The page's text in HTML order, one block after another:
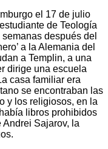
el 17 de julio
de Teología
después del
a la Alemania del
a Templin, a una
dirige una escuela
casa familiar era
se encontraban las
y los religiosos, en la
libros prohibidos
Sajarov, la